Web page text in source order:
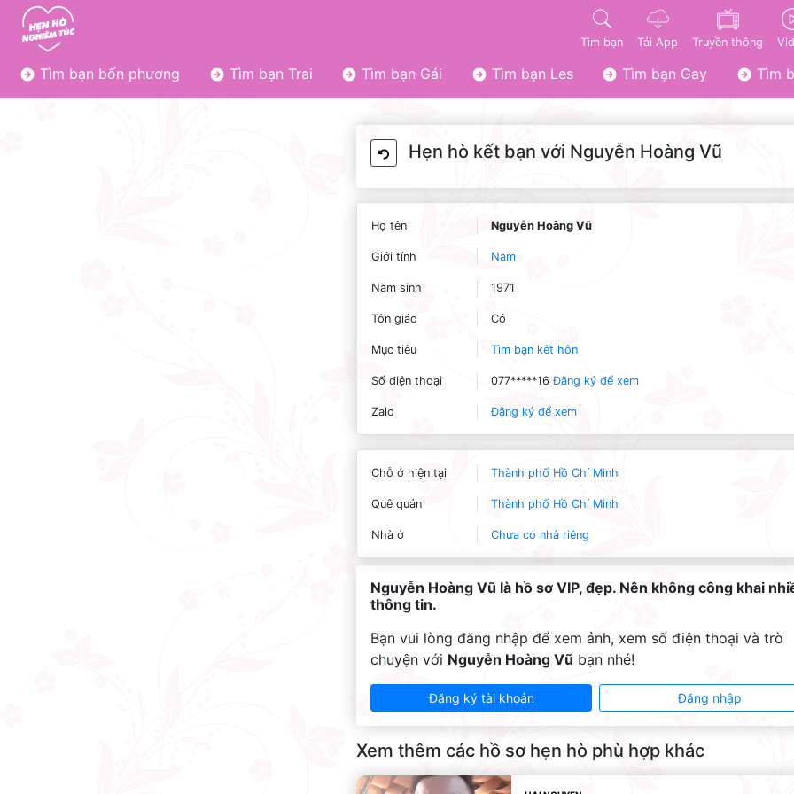
Tìm bạn Tải App Truyền thông
Tìm bạn bốn phương Tìm bạn Trai Tìm bạn Gái Tìm bạn Les Tìm bạn Gay Tìm
Hẹn hò kết bạn với Nguyễn Hoàng Vũ
Họ tên Nguyễn Hoàng Vũ
Giới tính Nam
Năm sinh 1971
Tôn giáo Có
Mục tiêu Tìm bạn kết hôn
Số điện thoại 077*****16Đăng ký để xem
Zalo Đăng ký để xem
Chỗ ở hiện tại Thành phố Hồ Chí Minh
Quê quán Thành phố Hồ Chí Minh
Nhà ở Chưa có nhà riêng
Nguyễn Hoàng Vũ là hồ sơ VIP, đẹp. Nên không công khai
thông tin.
Bạn vui lòng đăng nhập để xem ảnh, xem số điện thoại và trò
chuyện với Nguyễn Hoàng Vũ bạn nhé!
Đăng ký tài khoản Đăng nhập
Xem thêm các hồ sơ hẹn hò phù hợp khác